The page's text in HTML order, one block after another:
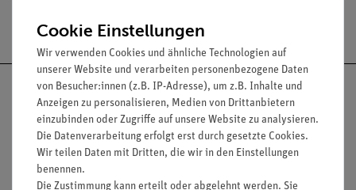
Nach oben
Cookie Einstellungen
Wir verwenden Cookies und ähnliche Technologien auf
unserer Website und verarbeiten personenbezogene Daten
von Besucher:innen (z.B. IP-Adresse), um z.B. Inhalte und
Anzeigen zu personalisieren, Medien von Drittanbietern
einzubinden oder Zugriffe auf unsere Website zu analysieren.
Die Datenverarbeitung erfolgt erst durch gesetzte Cookies.
Wir teilen Daten mit Dritten, die wir in den Einstellungen
benennen.
Die Zustimmung kann erteilt oder abgelehnt werden. Sie